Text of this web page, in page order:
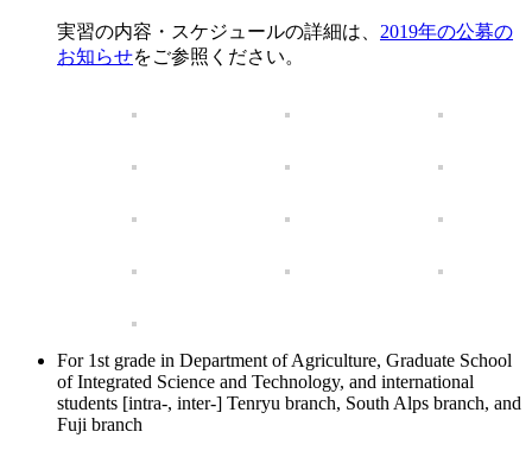
実習の内容・スケジュールの詳細は、 2019年の公募の
お知らせをご参照ください。
For 1st grade in Department of Agriculture, Graduate School
of Integrated Science and Technology, and international
students [intra-, inter-] Tenryu branch, South Alps branch, and
Fuji branch